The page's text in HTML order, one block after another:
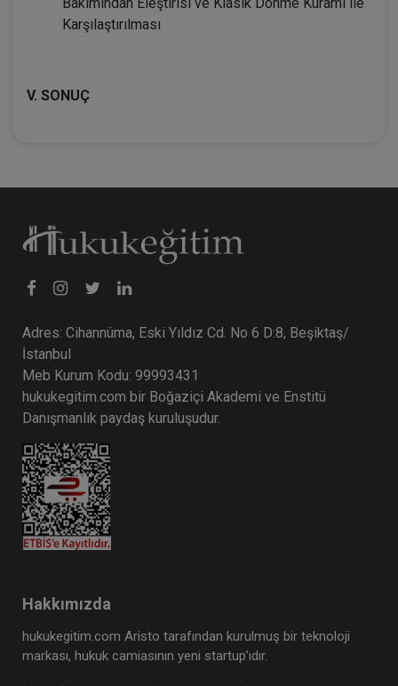
Karşılaştırılması
V. SONUÇ
Adres: Cihannüma, Eski Yıldız Cd. No 6 D:8, Beşiktaş/
İstanbul
Meb Kurum Kodu: 99993431
hukukegitim.com bir Boğaziçi Akademi ve Enstitü
Danışmanlık paydaş kuruluşudur.
Hakkımızda
hukukegitim.com Aristo tarafından kurulmuş bir teknoloji
markası, hukuk camiasının yeni startup’ıdır.